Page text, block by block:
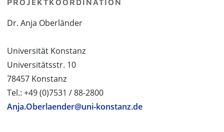
PROJEKTKOORDINATION
Dr. Anja Oberländer
Universität Konstanz
Universitätsstr. 10
78457 Konstanz
Tel.: +49 (0)7531 / 88-2800
Anja.Oberlaender@uni-konstanz.de